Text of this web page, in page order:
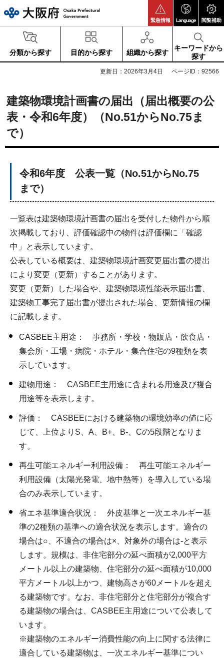
緊急情報 Language 閲覧補助
分類から探す 目的から探す 組織から探す
キーワードから
探す
更新日：2026年3月4日 ページID：92566
建築物環境計画書の届出（届出概要の公
表・令和6年度）（No.51からNo.75ま
で）
令和6年度 公表一覧（No.51からNo.75
まで）
一覧表は建築物環境計画書の届出を受付した物件から順
次掲載しており、評価確認中の物件は評価欄に「確認
中」と表示しています。
公表している概要は、建築物環境計画変更届出書の提出
により変更（更新）することがあります。
変更（更新）した場合や、建築物環境性能表示届出書、
建築物工事完了届出書が提出された場合、更新情報の欄
に記載します。
CASBEE主用途： 事務所・学校・物販店・飲食店・
集会所・工場・病院・ホテル・集合住宅の9種類を表
示しています。
建物用途： CASBEE主用途に含まれる用途及び複合
用途等を表示します。
評価： CASBEEにおける建築物の環境効率の値に応
じて、上位よりS、A、B+、B-、Cの5段階となりま
す。
再生可能エネルギー利用設備： 再生可能エネルギー
利用設備（太陽光発電、地中熱等）を導入している場
合のみ表示しています。
省エネ基準適合状況： 外皮基準と一次エネルギー基
準の2種類の基準への適合状況を表示します。適合の
場合は○、不適合の場合は×、対象外の場合は-と表示
します。規模は、非住宅部分の延べ面積が2,000平方
メートル以上の建築物、住宅部分の延べ面積が10,000
平方メートル以上かつ、建物高さが60メートルを超え
る建築物です。なお、非住宅部分と住宅部分が複合す
る建築物の場合は、CASBEE主用途について公表して
います。
※建築物のエネルギー消費性能の向上に関する法律に
適合している建築物は、一次エネルギー基準につい